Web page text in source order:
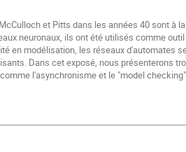
et Pitts dans les années 40 sont
neuronaux, ils ont été utilisés comme
en modélisation, les réseaux
Dans cet exposé, nous présenterons
l'asynchronisme et le "model